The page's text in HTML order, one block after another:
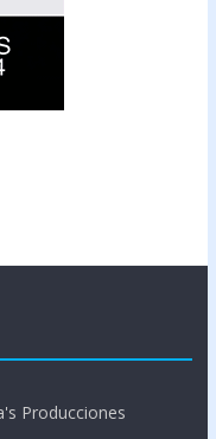
Producciones